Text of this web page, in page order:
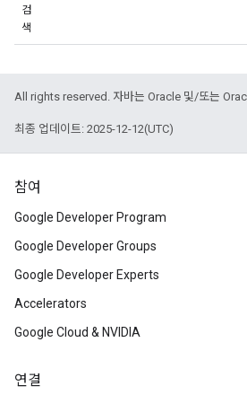
검
색
All rights reserved. 자바는 Oracle 및/또는
최종 업데이트: 2025-12-12(UTC)
참여
Google Developer Program
Google Developer Groups
Google Developer Experts
Accelerators
Google Cloud & NVIDIA
연결